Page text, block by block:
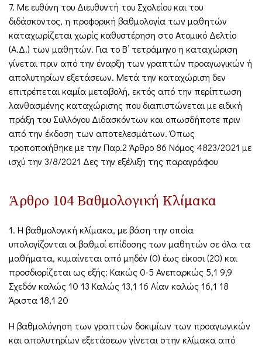
7. Με ευθύνη του Διευθυντή του Σχολείου και του
διδάσκοντος, η προφορική βαθμολογία των μαθητών
καταχωρίζεται χωρίς καθυστέρηση στο Ατομικό Δελτίο
(Α.Δ.) των μαθητών. Για το Β’ τετράμηνο η καταχώριση
γίνεται πριν από την έναρξη των γραπτών προαγωγικών ή
απολυτηρίων εξετάσεων. Μετά την καταχώριση δεν
επιτρέπεται καμία μεταβολή, εκτός από την περίπτωση
λανθασμένης καταχώρισης που διαπιστώνεται με ειδική
πράξη του Συλλόγου Διδασκόντων και οπωσδήποτε πριν
από την έκδοση των αποτελεσμάτων. Όπως
τροποποιήθηκε με την Παρ.2 Άρθρο 86 Νόμος 4823/2021 με
ισχύ την 3/8/2021 Δες την εξέλιξη της παραγράφου
Άρθρο 104 Βαθμολογική Κλίμακα
1. Η βαθμολογική κλίμακα, με βάση την οποία
υπολογίζονται οι βαθμοί επίδοσης των μαθητών σε όλα τα
μαθήματα, κυμαίνεται από μηδέν (0) έως είκοσι (20) και
προσδιορίζεται ως εξής: Κακώς 0-5 Ανεπαρκώς 5,1 9,9
Σχεδόν καλώς 10 13 Καλώς 13,1 16 Λίαν καλώς 16,1 18
Άριστα 18,1 20
Η βαθμολόγηση των γραπτών δοκιμίων των προαγωγικών
και απολυτηρίων εξετάσεων γίνεται στην κλίμακα από